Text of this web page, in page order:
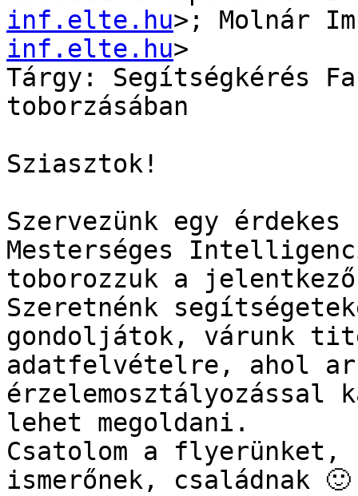
inf.elte.hu>; Molnár
inf.elte.hu>
Tárgy: Segítségkérés
toborzásában
Sziasztok!
Szervezünk egy
Mesterséges
toborozzuk a
Szeretnénk
gondoljátok, várunk
adatfelvételre, ahol
érzelemosztályozással
lehet megoldani.
Csatolom a flyerünket,
ismerőnek, családnak 🙂